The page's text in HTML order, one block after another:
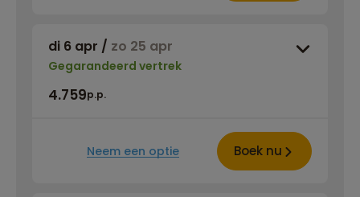
di 6 apr / zo 25 apr
Gegarandeerd vertrek
4.759p.p.
Neem een optie Boek nu